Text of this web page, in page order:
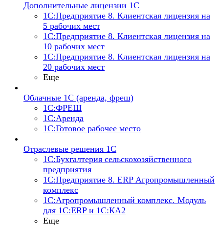
Дополнительные лицензии 1С
1С:Предприятие 8. Клиентская лицензия на
5 рабочих мест
1С:Предприятие 8. Клиентская лицензия на
10 рабочих мест
1С:Предприятие 8. Клиентская лицензия на
20 рабочих мест
Еще
Облачные 1С (аренда, фреш)
1С:ФРЕШ
1С:Аренда
1С:Готовое рабочее место
Отраслевые решения 1С
1С:Бухгалтерия сельскохозяйственного
предприятия
1С:Предприятие 8. ERP Агропромышленный
комплекс
1С:Агропромышленный комплекс. Модуль
для 1С:ERP и 1С:КА2
Еще